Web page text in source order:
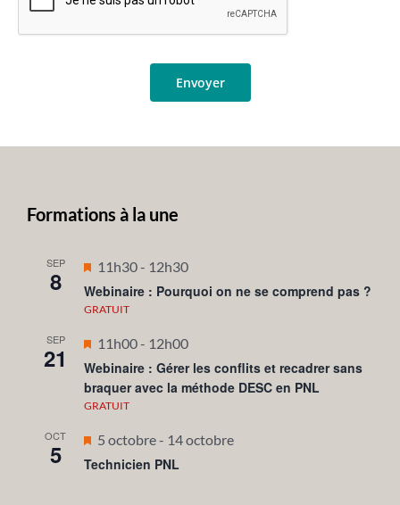
Formations à la une
SEP
8
Mis
en
avant
11h30- 12h30
Webinaire : Pourquoi on ne se comprend pas ?
GRATUIT
SEP
21
Mis
en
avant
11h00- 12h00
Webinaire : Gérer les conflits et recadrer sans
braquer avec la méthode DESC en PNL
GRATUIT
OCT
5
Mis
en
5 octobre- 14 octobre
Technicien PNL